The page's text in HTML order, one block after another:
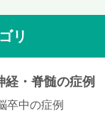
リ
経・脊髄の症例
卒中の症例